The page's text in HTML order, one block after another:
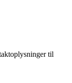
til